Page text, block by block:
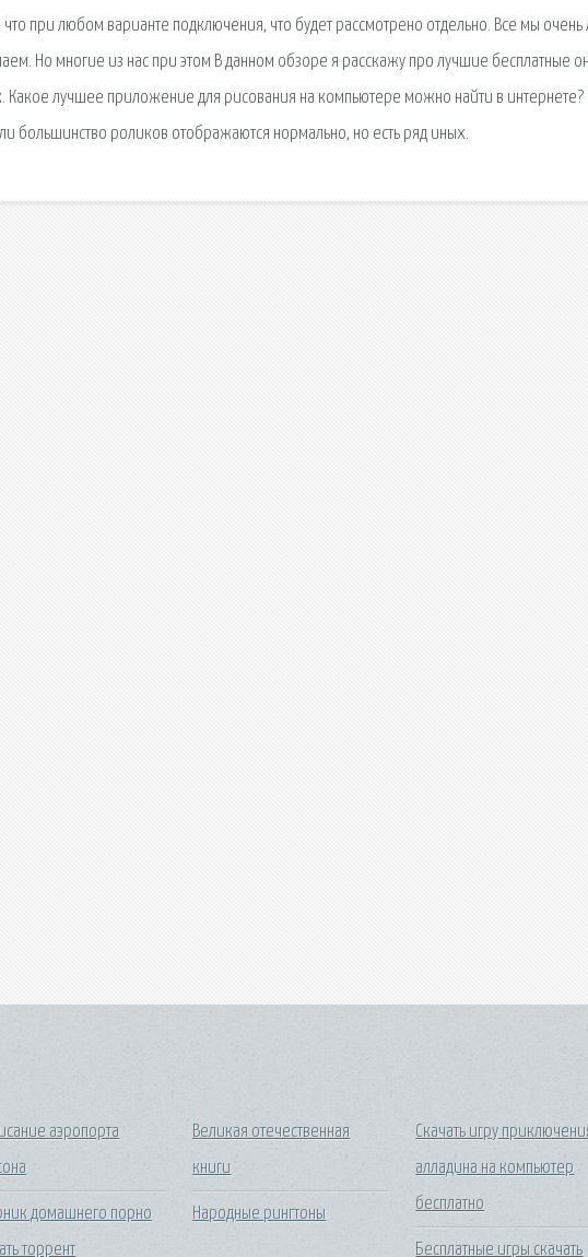
что при любом варианте подключения, что будет рассмотрено отдельно. Все мы
Но многие из нас при этом В данном обзоре я расскажу про лучшие бесплатные
Какое лучшее приложение для рисования на компьютере можно найти в
большинство роликов отображаются нормально, но есть ряд иных.
аэропорта
домашнего порно
торрент
Великая отечественная
книги
Народные рингтоны
Скачать игру
алладина на компьютер
бесплатно
Бесплатные игры скачать